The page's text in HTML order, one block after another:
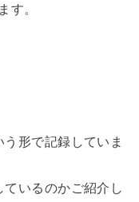
す。
形で記録していま
いるのかご紹介し